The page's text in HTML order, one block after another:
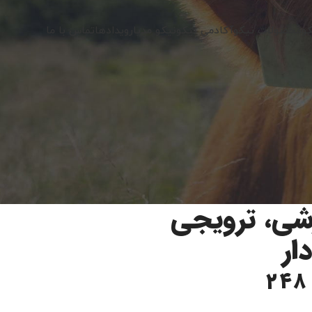
محصولات نیکوآکادمی نیکو
ترویجی